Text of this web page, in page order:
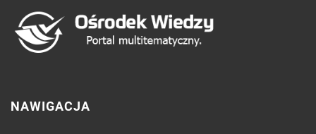
NAWIGACJA